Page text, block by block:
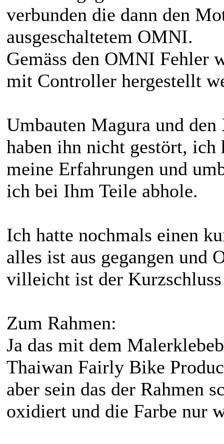
verbunden die dann den
ausgeschaltetem OMNI.
Gemäss den OMNI Fehler
mit Controller hergestellt
Umbauten Magura und
haben ihn nicht gestört, ich
meine Erfahrungen und
ich bei Ihm Teile abhole.
Ich hatte nochmals einen
alles ist aus gegangen und
villeicht ist der
Zum Rahmen:
Ja das mit dem
Thaiwan Fairly Bike
aber sein das der Rahmen
oxidiert und die Farbe nur